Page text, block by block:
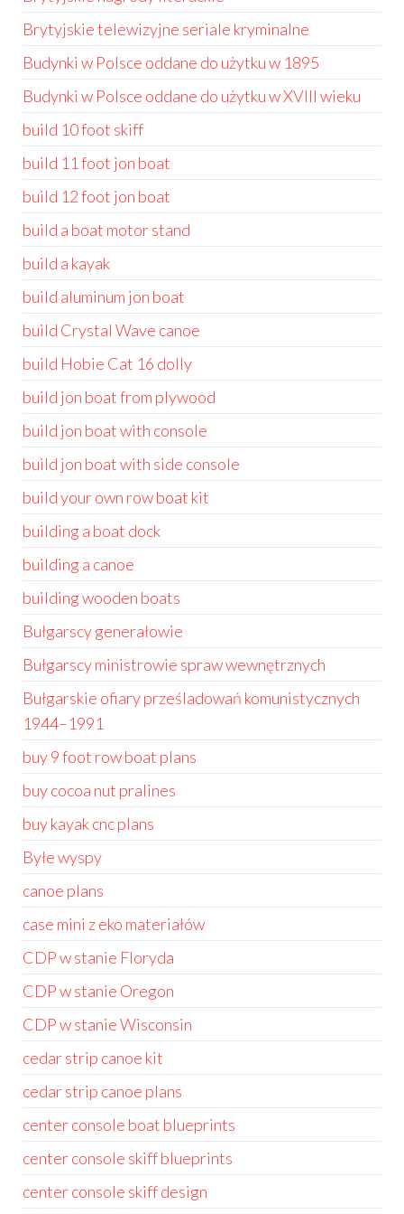
Brytyjskie telewizyjne seriale kryminalne
Budynki w Polsce oddane do użytku w 1895
Budynki w Polsce oddane do użytku w XVIII wieku
build 10 foot skiff
build 11 foot jon boat
build 12 foot jon boat
build a boat motor stand
build a kayak
build aluminum jon boat
build Crystal Wave canoe
build Hobie Cat 16 dolly
build jon boat from plywood
build jon boat with console
build jon boat with side console
build your own row boat kit
building a boat dock
building a canoe
building wooden boats
Bułgarscy generałowie
Bułgarscy ministrowie spraw wewnętrznych
Bułgarskie ofiary prześladowań komunistycznych
1944–1991
buy 9 foot row boat plans
buy cocoa nut pralines
buy kayak cnc plans
Byłe wyspy
canoe plans
case mini z eko materiałów
CDP w stanie Floryda
CDP w stanie Oregon
CDP w stanie Wisconsin
cedar strip canoe kit
cedar strip canoe plans
center console boat blueprints
center console skiff blueprints
center console skiff design